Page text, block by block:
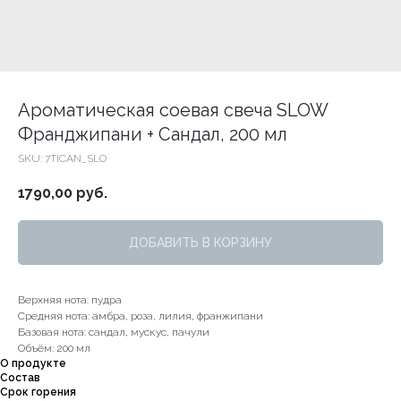
Ароматическая соевая свеча SLOW
Франджипани + Сандал, 200 мл
SKU: 7TICAN_SLO
1790,00 руб.
ДОБАВИТЬ В КОРЗИНУ
Верхняя нота: пудра
Средняя нота: амбра, роза, лилия, франжипани
Базовая нота: сандал, мускус, пачули
Объём: 200 мл
О продукте
Состав
Срок горения